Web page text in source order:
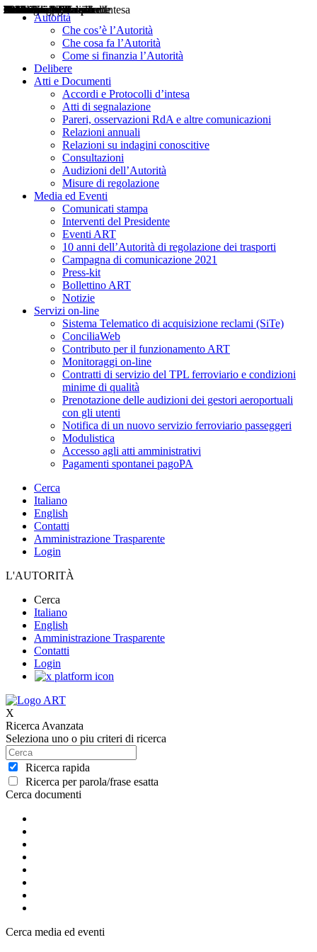
Autorità
Che cos’è l’Autorità
Che cosa fa l’Autorità
Come si finanzia l’Autorità
Delibere
Atti e Documenti
Accordi e Protocolli d’intesa
Atti di segnalazione
Pareri, osservazioni RdA e altre comunicazioni
Relazioni annuali
Relazioni su indagini conoscitive
Consultazioni
Audizioni dell’Autorità
Misure di regolazione
Media ed Eventi
Comunicati stampa
Interventi del Presidente
Eventi ART
10 anni dell’Autorità di regolazione dei trasporti
Campagna di comunicazione 2021
Press-kit
Bollettino ART
Notizie
Servizi on-line
Sistema Telematico di acquisizione reclami (SiTe)
ConciliaWeb
Contributo per il funzionamento ART
Monitoraggi on-line
Contratti di servizio del TPL ferroviario e condizioni
minime di qualità
Prenotazione delle audizioni dei gestori aeroportuali
con gli utenti
Notifica di un nuovo servizio ferroviario passeggeri
Modulistica
Accesso agli atti amministrativi
Pagamenti spontanei pagoPA
Cerca
Italiano
English
Contatti
Amministrazione Trasparente
Login
L'AUTORITÀ
Cerca
Italiano
English
Amministrazione Trasparente
Contatti
Login
X
Ricerca Avanzata
Seleziona uno o piu criteri di ricerca
Ricerca rapida
Ricerca per parola/frase esatta
Cerca documenti
Delibere
Pareri
Consultazioni
Audizioni
Atti di Segnalazione
Accordi e Protocolli d'Intesa
Relazioni annuali
Misure di regolazione
Cerca media ed eventi
Notizie
Comunicati Stampa
Bollettini ART
Convegni ART
Interviste del Presidente
Articoli in primo piano
Interventi del Presidente
2004
2005
2010
2013
2014
2015
2016
2017
2018
2019
202
2020
2021
2022
2023
2024
2025
2026
Aereo
Marittimo
Terrestre